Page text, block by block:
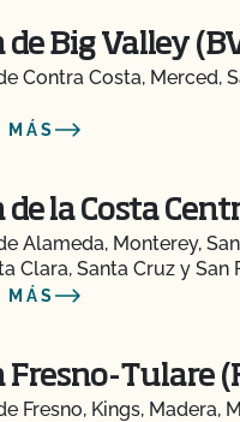
de Big Valley
Contra Costa, Merced,
MÁS
de la Costa
Alameda, Monterey,
Clara, Santa Cruz y San
MÁS
Fresno-Tulare
Fresno, Kings, Madera,